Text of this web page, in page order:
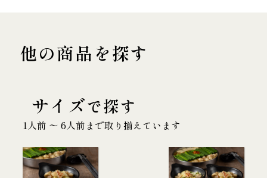
他の商品を探す
サイズで探す
1人前 〜 6人前まで取り揃えています